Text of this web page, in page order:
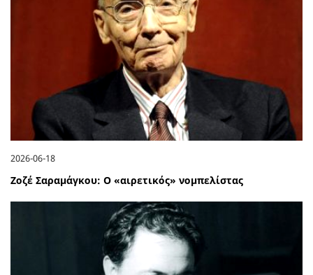
2026-06-18
Ζοζέ Σαραμάγκου: Ο «αιρετικός» νομπελίστας